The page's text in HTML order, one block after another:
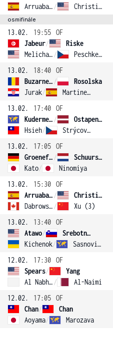
Arruabarrena-Vecino / Christian
osmifinále
13.02. 19:55 OF
Jabeur/
Riske
Melichar-Martinez / Peschke (1)
13.02.
18:40 OF
Buzarnescu /
Rosolska
Jurak/ Martinez Sanchez
13.02.
17:40 OF
Kudermetova /
Ostapenko
Hsieh/ Strýcová (2)
13.02.
17:05 OF
Groenefeld /
Schuurs (4)
Kato/ Ninomiya
13.02.
15:30 OF
Arruabarrena-Vecino /
Christian
Dabrowski / Xu (3)
13.02.
13:40 OF
Atawo/
Srebotnik
Kichenok/ Sasnovich
12.02.
17:30 OF
Spears/
Yang
Al Nabhani / Al-Naimi
12.02.
17:05 OF
Chan/
Chan
Aoyama/ Marozava